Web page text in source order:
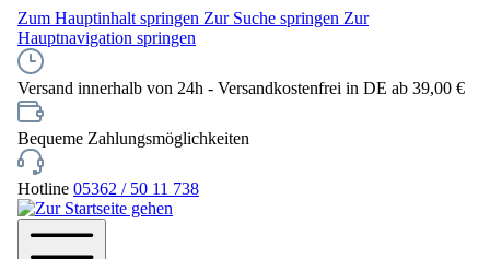
Zum Hauptinhalt springen Zur Suche springen Zur
Hauptnavigation springen
Versand innerhalb von 24h - Versandkostenfrei in DE ab 39,00 €
Bequeme Zahlungsmöglichkeiten
Hotline 05362 / 50 11 738